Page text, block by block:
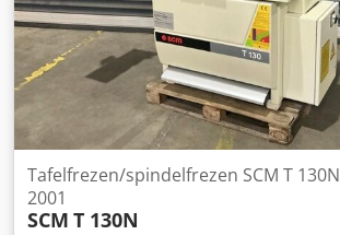
Tafelfrezen/spindelfrezen SCM T 130N
2001
SCM T 130N